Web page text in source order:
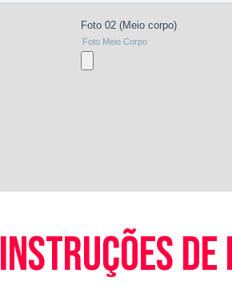
instruções de